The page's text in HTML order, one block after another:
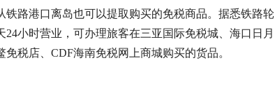
铁路港口离岛也可以提取购买的免税商品。据悉铁路轮
小时营业，可办理旅客在三亚国际免税城、海口日月
税店、CDF海南免税网上商城购买的货品。